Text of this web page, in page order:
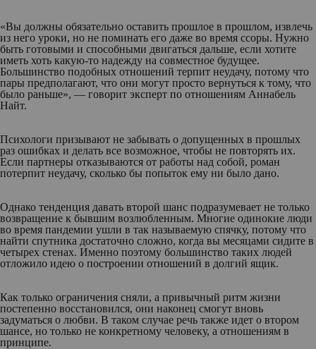
«Вы должны обязательно оставить прошлое в прошлом, извлечь
из него уроки, но не поминать его даже во время ссоры. Нужно
быть готовыми и способными двигаться дальше, если хотите
иметь хоть какую-то надежду на совместное будущее.
Большинство подобных отношений терпит неудачу, потому что
пары предполагают, что они могут просто вернуться к тому, что
было раньше», — говорит эксперт по отношениям Аннабель
Найт.
Психологи призывают не забывать о допущенных в прошлых
раз ошибках и делать все возможное, чтобы не повторять их.
Если партнеры отказываются от работы над собой, роман
потерпит неудачу, сколько бы попыток ему ни было дано.
Однако тенденция давать второй шанс подразумевает не только
возвращение к бывшим возлюбленным. Многие одинокие люди
во время пандемии ушли в так называемую спячку, потому что
найти спутника достаточно сложно, когда вы месяцами сидите в
четырех стенах. Именно поэтому большинство таких людей
отложило идею о построении отношений в долгий ящик.
Как только ограничения сняли, а привычный ритм жизни
постепенно восстановился, они наконец смогут вновь
задуматься о любви. В таком случае речь также идет о втором
шансе, но только не конкретному человеку, а отношениям в
принципе.